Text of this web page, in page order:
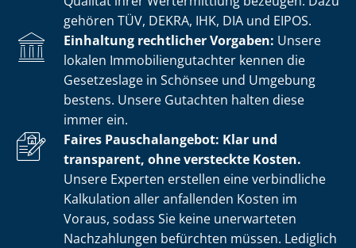
gehören TÜV, DEKRA, IHK, DIA und EIPOS.
Einhaltung rechtlicher Vorgaben: Unsere
lokalen Im­mo­bi­li­en­gut­ach­ter kennen die
Gesetzeslage in Schönsee und Umgebung
bestens. Unsere Gutachten halten diese
immer ein.
Faires Pauschalangebot: Klar und
transparent, ohne versteckte Kosten.
Unsere Experten erstellen eine verbindliche
Kalkulation aller anfallenden Kosten im
Voraus, sodass Sie keine unerwarteten
Nachzahlungen befürchten müssen. Lediglich